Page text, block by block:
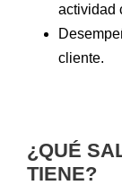
actividad
cliente.
¿QUÉ
TIENE?